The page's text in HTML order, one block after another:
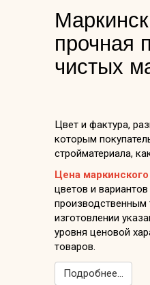
прочная
чистых
Цвет и фактура,
которым
стройматериала,
Цена
цветов и
производственным
изготовлении
уровня ценовой
товаров.
Подробнее...